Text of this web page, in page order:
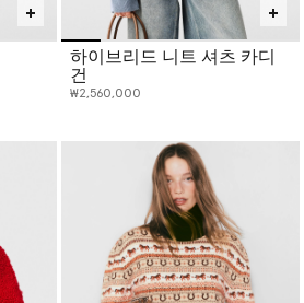
하이브리드 니트 셔츠 카디
건
₩2,560,000